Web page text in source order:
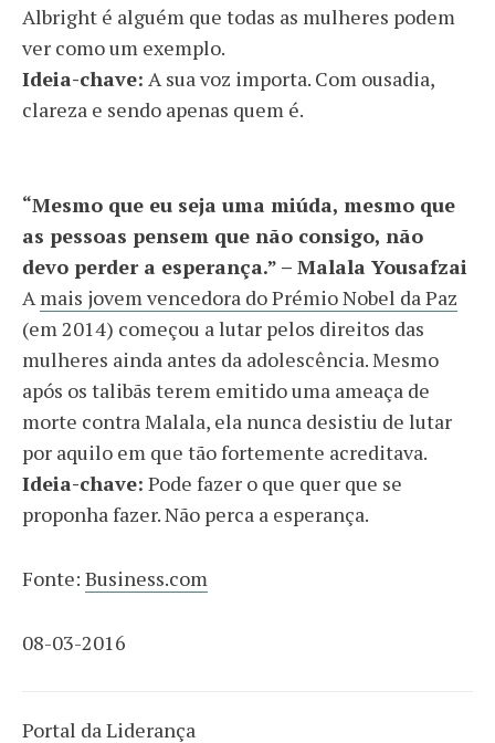
Albright é alguém que todas as mulheres podem
ver como um exemplo.
Ideia-chave: A sua voz importa. Com ousadia,
clareza e sendo apenas quem é.
“Mesmo que eu seja uma miúda, mesmo que
as pessoas pensem que não consigo, não
devo perder a esperança.” – Malala Yousafzai
Amais jovem vencedora do Prémio Nobel da Paz
(em 2014) começou a lutar pelos direitos das
mulheres ainda antes da adolescência. Mesmo
após os talibãs terem emitido uma ameaça de
morte contra Malala, ela nunca desistiu de lutar
por aquilo em que tão fortemente acreditava.
Ideia-chave: Pode fazer o que quer que se
proponha fazer. Não perca a esperança.
Fonte: Business.com
08-03-2016
Portal da Liderança